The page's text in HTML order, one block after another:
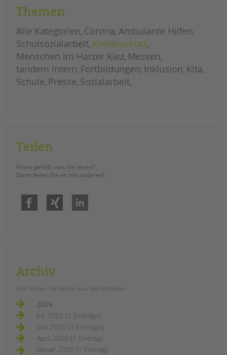
Datenschutz
Hinweisgebersystem
Intranet
weiterlesenneue
broschüre:
für
inklusiven
kinder-
und
jugendschutz
Themen
Alle Kategorien Corona Ambulante Hilfen
Schulsozialarbeit Kinderschutz
Menschen im Harzer Kiez Messen
tandem intern Fortbildungen Inklusion Kita
Schule Presse Sozialarbeit
Teilen
Ihnen gefällt, was Sie lesen?
Dann teilen Sie es mit anderen!
Facebook Xing
Archiv
Hier finden Sie Artikel aus den Monaten
2026
Juli 2026 (2 Einträge)
Juni 2026 (3 Einträge)
April 2026 (1 Eintrag)
Januar 2026 (1 Eintrag)